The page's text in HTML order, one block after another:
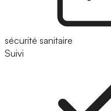
sécurité sanitaire
Suivi